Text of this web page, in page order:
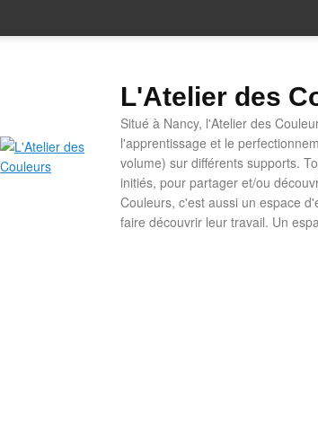
L'Atelier des
Situé à Nancy, l'Atelier des
l'apprentissage et le
volume) sur différents supports.
initiés, pour partager et/ou
Couleurs, c'est aussi un espace
faire découvrir leur travail. Un